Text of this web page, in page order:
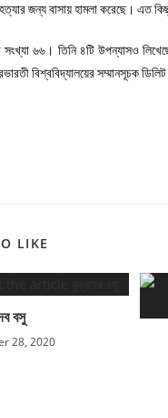
জন্য বাসায় হামলা করেছে। এত
সংখ্যা ৬৬। তিনি ৪টি উপন্যাসও
বিশ্ববিদ্যালয়ের সম্মানসূচক
LIKE
বসু
28, 2020